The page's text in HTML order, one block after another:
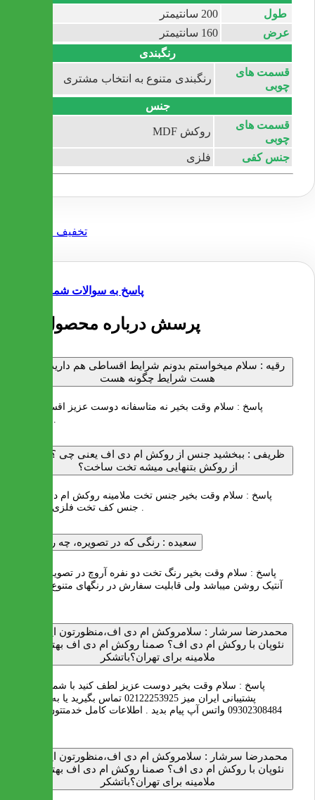
طول
200 سانتیمتر
عرض
160 سانتیمتر
رنگبندی
قسمت های
چوبی
رنگبندی متنوع به انتخاب مشتری
جنس
قسمت های
چوبی
روکش MDF
جنس کفی فلزی
پاسخ به سوالات شما
20 پرسش درباره محصول
رقیه : سلام میخواستم بدونم شرایط اقساطی هم دارید .اگر
هست شرایط چگونه هست
پاسخ : سلام وقت بخیر نه متاسفانه دوست عزیز اقساط کار
ظریفی : ببخشید جنس از روکش ام دی اف یعنی چی ؟ مگر
از روکش بتنهایی میشه تخت ساخت؟
پاسخ : سلام وقت بخیر جنس تخت ملامینه روکش ام دی اف و
جنس کف تخت فلزی میباشد .
سعیده : رنگی که در تصویره، چه رنگیه؟
پاسخ : سلام وقت بخیر رنگ تخت دو نفره آروچ در تصویر سایت
آنتیک روشن میباشد ولی قابلیت سفارش در رنگهای متنوع را دارد
محمدرضا سرشار : سلامروکش ام دی اف،منظورتون اینه که
نئوپان با روکش ام دی اف؟ صمنا روکش ام دی اف بهتره یا
ملامینه برای تهران؟باتشکر
پاسخ : سلام وقت بخیر دوست عزیز لطف کنید با شماره های
پشتیبانی ایران میز 02122253925 تماس بگیرید یا به شماره
09302308484 واتس آپ پیام بدید . اطلاعات کامل خدمتتون عرض
محمدرضا سرشار : سلامروکش ام دی اف،منظورتون اینه که
نئوپان با روکش ام دی اف؟ صمنا روکش ام دی اف بهتره یا
ملامینه برای تهران؟باتشکر